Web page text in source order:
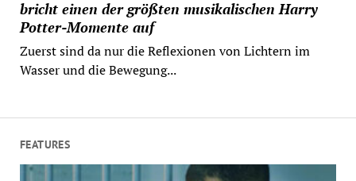
bricht einen der größten musikalischen Harry
Potter-Momente auf
Zuerst sind da nur die Reflexionen von Lichtern im
Wasser und die Bewegung...
FEATURES